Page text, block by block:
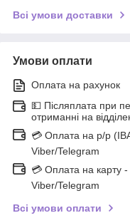
Всі умови доставки
Умови оплати
Оплата на рахунок
💵 Післяплата при
отриманні на
💳 Оплата на р/р
Viber/Telegram
💳 Оплата на карту -
Viber/Telegram
Всі умови оплати